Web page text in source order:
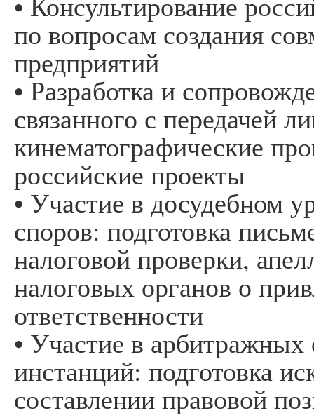
по вопросам создания
предприятий
• Разработка и
связанного с передачей
кинематографические
российские проекты
• Участие в досудебном
споров: подготовка
налоговой проверки,
налоговых органов о
ответственности
• Участие в
инстанций: подготовка
составлении правовой